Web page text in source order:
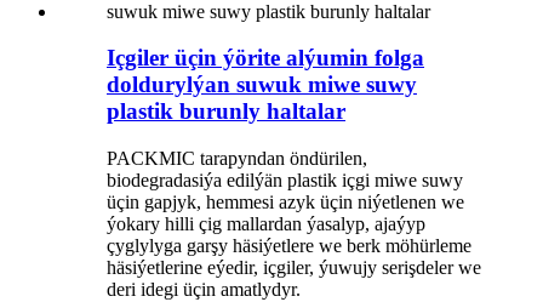
Içgiler üçin ýörite alýumin folga
doldurylýan suwuk miwe suwy
plastik burunly haltalar
PACKMIC tarapyndan öndürilen,
biodegradasiýa edilýän plastik içgi miwe suwy
üçin gapjyk, hemmesi azyk üçin niýetlenen we
ýokary hilli çig mallardan ýasalyp, ajaýyp
çyglylyga garşy häsiýetlere we berk möhürleme
häsiýetlerine eýedir, içgiler, ýuwujy serişdeler we
deri idegi üçin amatlydyr.